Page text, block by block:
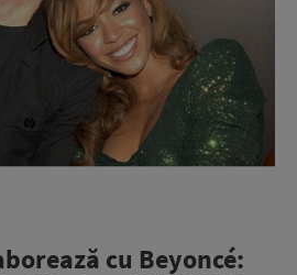
cu Beyoncé: